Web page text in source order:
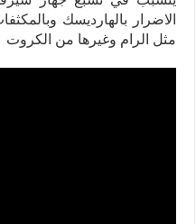
الاضرار بالهارديسك
مثل الرام وغيرها من الكروت